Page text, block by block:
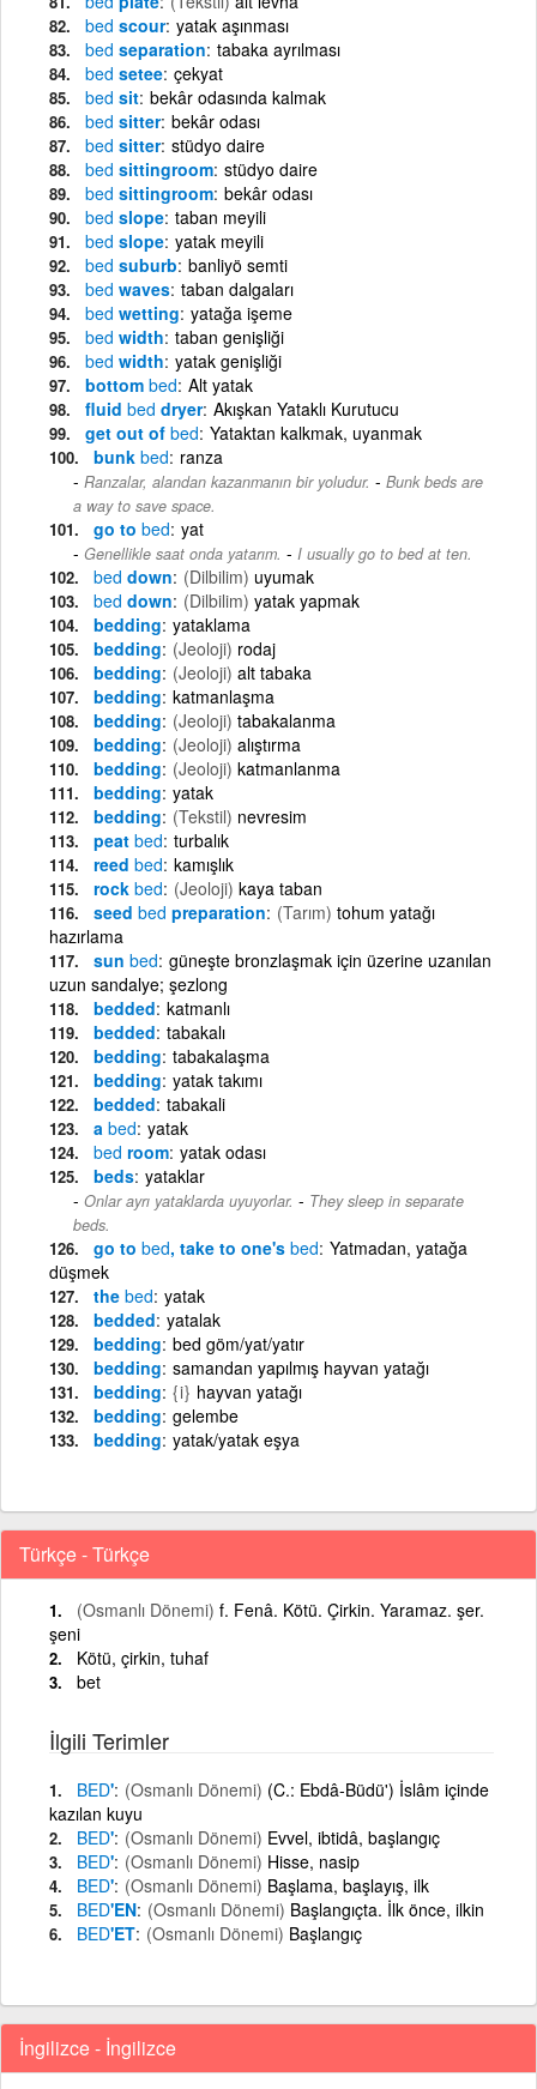
bed scour yatak aşınması
bed separation tabaka ayrılması
bed setee çekyat
bed sit bekâr odasında kalmak
bed sitter bekâr odası
bed sitter stüdyo daire
bed sittingroom stüdyo daire
bed sittingroom bekâr odası
bed slope taban meyili
bed slope yatak meyili
bed suburb banliyö semti
bed waves taban dalgaları
bed wetting yatağa işeme
bed width taban genişliği
bed width yatak genişliği
bottom bed Alt yatak
fluid bed dryer Akışkan Yataklı Kurutucu
get out of bed Yataktan kalkmak, uyanmak
bunk bed ranza
Ranzalar, alandan kazanmanın bir yoludur. - Bunk beds are
a way to save space.
go to bed yat
Genellikle saat onda yatarım. - I usually go to bed at ten.
bed down (Dilbilim) uyumak
bed down (Dilbilim) yatak yapmak
bedding yataklama
bedding (Jeoloji) rodaj
bedding (Jeoloji) alt tabaka
bedding katmanlaşma
bedding (Jeoloji) tabakalanma
bedding (Jeoloji) alıştırma
bedding (Jeoloji) katmanlanma
bedding yatak
bedding (Tekstil) nevresim
peat bed turbalık
reed bed kamışlık
rock bed (Jeoloji) kaya taban
seed bed preparation (Tarım) tohum yatağı
hazırlama
sun bed güneşte bronzlaşmak için üzerine uzanılan
uzun sandalye; şezlong
bedded katmanlı
bedded tabakalı
bedding tabakalaşma
bedding yatak takımı
bedded tabakali
a bed yatak
bed room yatak odası
beds yataklar
Onlar ayrı yataklarda uyuyorlar. - They sleep in separate
beds.
go to bed, take to one's bed Yatmadan, yatağa
düşmek
the bed yatak
bedded yatalak
bedding bed göm/yat/yatır
bedding samandan yapılmış hayvan yatağı
bedding {i} hayvan yatağı
bedding gelembe
bedding yatak/yatak eşya
Türkçe - Türkçe
(Osmanlı Dönemi) f. Fenâ. Kötü. Çirkin. Yaramaz. şer.
şeni
Kötü, çirkin, tuhaf
bet
İlgili Terimler
BED' (Osmanlı Dönemi) (C.: Ebdâ-Büdü') İslâm içinde
kazılan kuyu
BED' (Osmanlı Dönemi) Evvel, ibtidâ, başlangıç
BED' (Osmanlı Dönemi) Hisse, nasip
BED' (Osmanlı Dönemi) Başlama, başlayış, ilk
BED'EN (Osmanlı Dönemi) Başlangıçta. İlk önce, ilkin
BED'ET (Osmanlı Dönemi) Başlangıç
İngilizce - İngilizce